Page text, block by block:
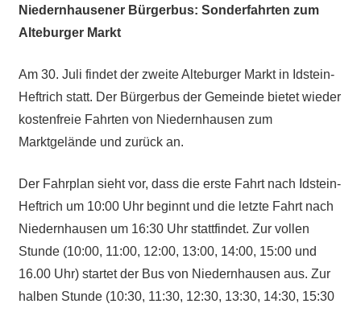
Niedernhausener Bürgerbus: Sonderfahrten zum
Alteburger Markt
Am 30. Juli findet der zweite Alteburger Markt in Idstein-
Heftrich statt. Der Bürgerbus der Gemeinde bietet wieder
kostenfreie Fahrten von Niedernhausen zum
Marktgelände und zurück an.
Der Fahrplan sieht vor, dass die erste Fahrt nach Idstein-
Heftrich um 10:00 Uhr beginnt und die letzte Fahrt nach
Niedernhausen um 16:30 Uhr stattfindet. Zur vollen
Stunde (10:00, 11:00, 12:00, 13:00, 14:00, 15:00 und
16.00 Uhr) startet der Bus von Niedernhausen aus. Zur
halben Stunde (10:30, 11:30, 12:30, 13:30, 14:30, 15:30